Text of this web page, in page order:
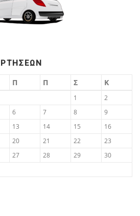
Π Π Σ Κ
1
2
6 7 8
9
13 14 15
16
20 21 22
23
27 28 29
30